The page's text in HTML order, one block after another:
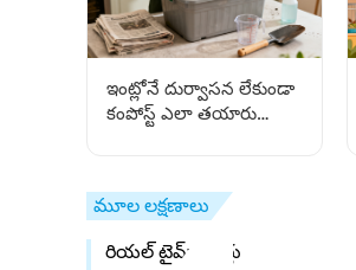
ఇంట్లోనే దుర్వాసన లేకుండా
కంపోస్ట్ ఎలా తయారు
మూల లక్షణాలు
రియల్ టైమ్ ఫిల్టర్లు